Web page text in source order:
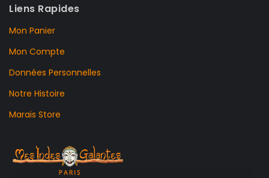
Liens Rapides
Mon Panier
Mon Compte
Données Personnelles
Notre Histoire
Marais Store